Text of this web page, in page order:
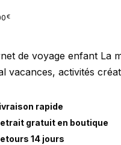
€
de voyage enfant La
vacances, activités
rapide
gratuit en boutique
14 jours